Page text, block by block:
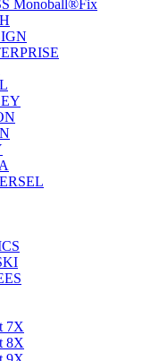
Monoball®Fix
7X
8X